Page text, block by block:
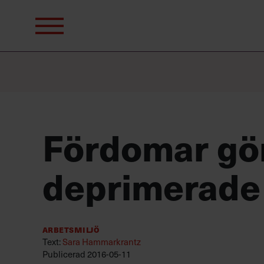
efter:
Fördomar
deprimerade
Arbetsmiljö
Text: Sara Hammarkrantz
Publicerad 2016-05-11